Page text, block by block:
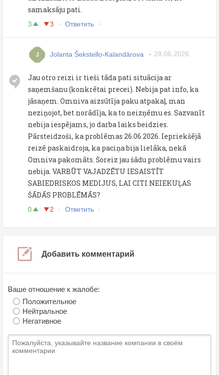
samaksāju pati.
3 3 Ответить
J Jolanta Šekstello-Kalandārova 28.06.2026
Jau otro reizi ir tieši tāda pati situācija ar
saņemšanu (konkrētai precei). Nebija pat info, ka
jāsaņem. Omniva aizsūtīja paku atpakaļ, man
neziņojot, bet norādīja, ka to neizņēmu es. Sazvanīt
nebija iespējams, jo darba laiks beidzies.
Pārsteidzoši, ka problēmas 26.06.2026. Iepriekšējā
reizē paskaidroja, ka paciņa bija lielāka, nekā
Omniva pakomāts. Šoreiz jau šādu problēmu vairs
nebija. VARBŪT VAJADZĒTU IESAISTĪT
SABIEDRISKOS MEDIJUS, LAI CITI NEIEKUĻAS
ŠĀDĀS PROBLĒMĀS?
0 2 Ответить
Добавить комментарий
Ваше отношение к жалобе:
Положительное
Нейтральное
Негативное